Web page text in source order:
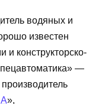
водяных и
известен
и конструкторско-
—
»,